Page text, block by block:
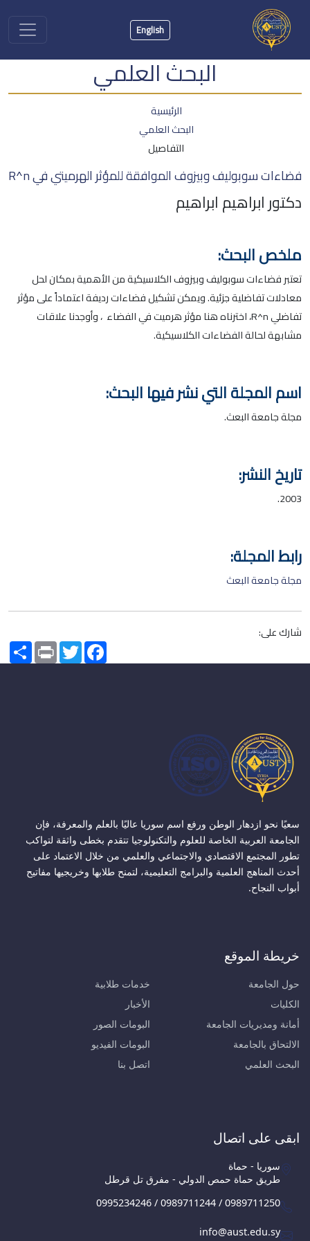
English
البحث العلمي
الرئيسية
البحث العلمي
التفاصيل
فضاءات سوبوليف وبيزوف الموافقة للمؤثر الهرميتي في R^n
دكتور ابراهيم ابراهيم
ملخص البحث:
تعتبر فضاءات سوبوليف وبيزوف الكلاسيكية من الأهمية بمكان لحل
معادلات تفاضلية جزئية. ويمكن تشكيل فضاءات رديفة اعتماداً على مؤثر
تفاضلي R^n، اخترناه هنا مؤثر هرميت في الفضاء ، وأوجدنا علاقات
مشابهة لحالة الفضاءات الكلاسيكية.
اسم المجلة التي نشر فيها البحث:
مجلة جامعة البعث.
تاريخ النشر:
2003.
رابط المجلة:
مجلة جامعة البعث
شارك على:
Share PrintTwitterFacebook
سعيًا نحو ازدهار الوطن ورفع اسم سوريا عاليًا بالعلم والمعرفة، فإن
الجامعة العربية الخاصة للعلوم والتكنولوجيا تتقدم بخطى واثقة لتواكب
تطور المجتمع الاقتصادي والاجتماعي والعلمي من خلال الاعتماد على
أحدث المناهج العلمية والبرامج التعليمية، لتمنح طلابها وخريجيها مفاتيح
أبواب النجاح.
خريطة الموقع
حول الجامعة
الكليات
أمانة ومديريات الجامعة
الالتحاق بالجامعة
البحث العلمي
خدمات طلابية
الأخبار
البومات الصور
البومات الفيديو
اتصل بنا
ابقى على اتصال
سوريا - حماة
طريق حماة حمص الدولي - مفرق تل قرطل
0995234246 / 0989711244 / 0989711250
info@aust.edu.sy